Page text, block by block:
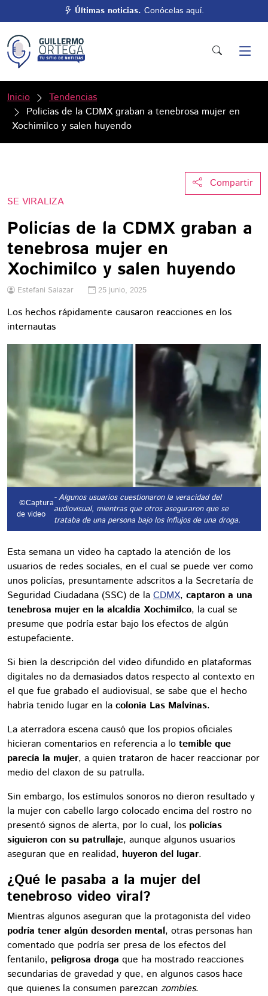
Últimas noticias. Conócelas aquí.
Inicio
Tendencias
Policías de la CDMX graban a tenebrosa mujer en
Xochimilco y salen huyendo
Compartir
SE VIRALIZA
Policías de la CDMX graban a
tenebrosa mujer en
Xochimilco y salen huyendo
Estefani Salazar 25 junio, 2025
Los hechos rápidamente causaron reacciones en los
internautas
©Captura
de video
- Algunos usuarios cuestionaron la veracidad del
audiovisual, mientras que otros aseguraron que se
trataba de una persona bajo los influjos de una droga.
Esta semana un video ha captado la atención de los
usuarios de redes sociales, en el cual se puede ver como
unos policías, presuntamente adscritos a la Secretaría de
Seguridad Ciudadana (SSC) de la CDMX, captaron a una
tenebrosa mujer en la alcaldía Xochimilco, la cual se
presume que podría estar bajo los efectos de algún
estupefaciente.
Si bien la descripción del video difundido en plataformas
digitales no da demasiados datos respecto al contexto en
el que fue grabado el audiovisual, se sabe que el hecho
habría tenido lugar en la colonia Las Malvinas.
La aterradora escena causó que los propios oficiales
hicieran comentarios en referencia a lo temible que
parecía la mujer, a quien trataron de hacer reaccionar por
medio del claxon de su patrulla.
Sin embargo, los estímulos sonoros no dieron resultado y
la mujer con cabello largo colocado encima del rostro no
presentó signos de alerta, por lo cual, los policías
siguieron con su patrullaje, aunque algunos usuarios
aseguran que en realidad, huyeron del lugar.
¿Qué le pasaba a la mujer del
tenebroso video viral?
Mientras algunos aseguran que la protagonista del video
podría tener algún desorden mental, otras personas han
comentado que podría ser presa de los efectos del
fentanilo, peligrosa droga que ha mostrado reacciones
secundarias de gravedad y que, en algunos casos hace
que quienes la consumen parezcan zombies.